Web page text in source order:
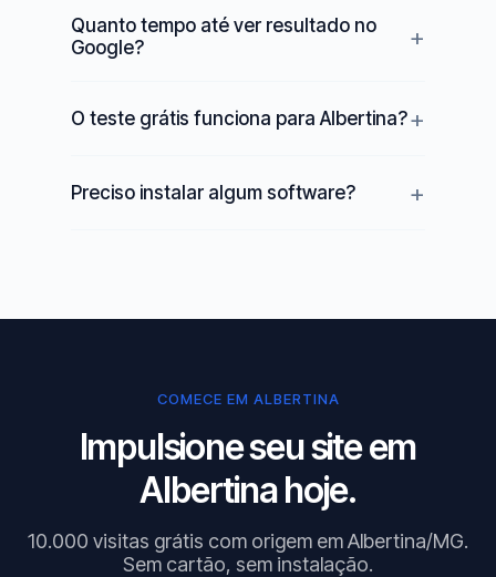
Quanto tempo até ver resultado no
Google?
O teste grátis funciona para Albertina?
Preciso instalar algum software?
COMECE EM ALBERTINA
Impulsione seu site em
Albertina hoje.
10.000 visitas grátis com origem em Albertina/MG.
Sem cartão, sem instalação.